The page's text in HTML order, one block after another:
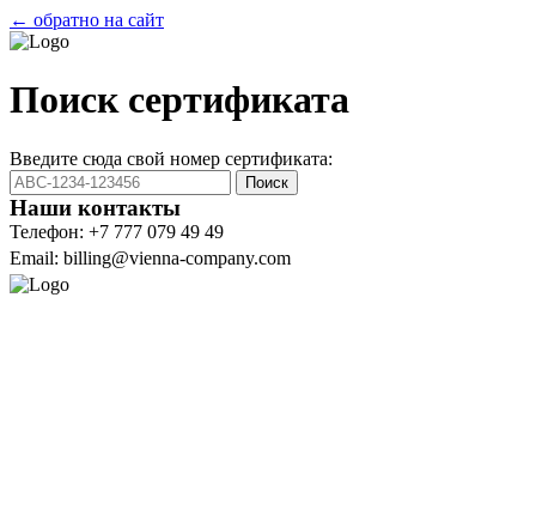
← обратно на сайт
Поиск сертификата
Введите сюда свой номер сертификата:
Поиск
Наши контакты
Телефон: +7 777 079 49 49
Email: billing@vienna-company.com